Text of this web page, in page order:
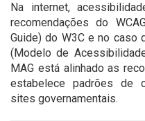
Na internet,
recomendações do
Guide) do W3C e no caso
(Modelo de
MAG está alinhado as
estabelece padrões de
sites governamentais.